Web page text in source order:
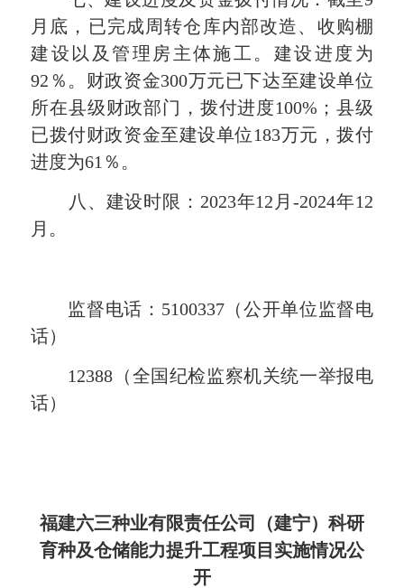
月底，已完成周转仓库内部改造、收购棚
建设以及管理房主体施工。建设进度为
92％。财政资金300万元已下达至建设单位
所在县级财政部门，拨付进度100%；县级
已拨付财政资金至建设单位183万元，拨付
进度为61％。
八、建设时限：2023年12月-2024年12
月。
监督电话：5100337（公开单位监督电
话）
12388（全国纪检监察机关统一举报电
话）
福建六三种业有限责任公司（建宁）科研
育种及仓储能力提升工程项目实施情况公
开